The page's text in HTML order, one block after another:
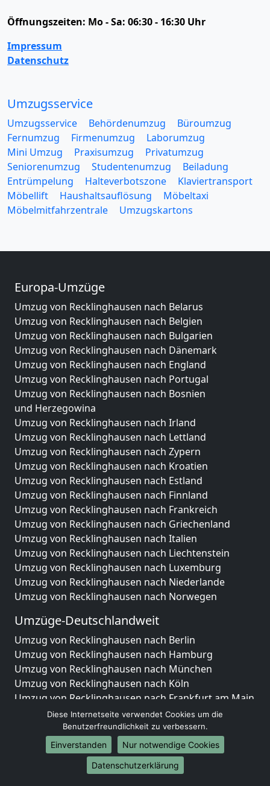
Öffnungszeiten: Mo - Sa: 06:30 - 16:30 Uhr
Impressum
Datenschutz
Umzugsservice
Umzugsservice Behördenumzug
Büroumzug
Fernumzug
Firmenumzug
Laborumzug
Mini Umzug
Praxisumzug
Privatumzug
Seniorenumzug
Studentenumzug
Beiladung
Entrümpelung
Halteverbotszone
Klaviertransport
Möbellift
Haushaltsauflösung
Möbeltaxi
Möbelmitfahrzentrale
Umzugskartons
Europa-Umzüge
Umzug von Recklinghausen nach Belarus
Umzug von Recklinghausen nach Belgien
Umzug von Recklinghausen nach Bulgarien
Umzug von Recklinghausen nach Dänemark
Umzug von Recklinghausen nach England
Umzug von Recklinghausen nach Portugal
Umzug von Recklinghausen nach Bosnien
und Herzegowina
Umzug von Recklinghausen nach Irland
Umzug von Recklinghausen nach Lettland
Umzug von Recklinghausen nach Zypern
Umzug von Recklinghausen nach Kroatien
Umzug von Recklinghausen nach Estland
Umzug von Recklinghausen nach Finnland
Umzug von Recklinghausen nach Frankreich
Umzug von Recklinghausen nach Griechenland
Umzug von Recklinghausen nach Italien
Umzug von Recklinghausen nach Liechtenstein
Umzug von Recklinghausen nach Luxemburg
Umzug von Recklinghausen nach Niederlande
Umzug von Recklinghausen nach Norwegen
Umzüge-Deutschlandweit
Umzug von Recklinghausen nach Berlin
Umzug von Recklinghausen nach Hamburg
Umzug von Recklinghausen nach München
Umzug von Recklinghausen nach Köln
Umzug von Recklinghausen nach Frankfurt am Main
Umzug von Recklinghausen nach Stuttgart
Umzug von Recklinghausen nach Düsseldorf
Umzug von Recklinghausen nach Leipzig
Umzug von Recklinghausen nach Dortmund
Umzug von Recklinghausen nach Essen
Diese Internetseite verwendet Cookies um die
Benutzerfreundlichkeit zu verbessern.
Einverstanden
Nur notwendige Cookies
Datenschutzerklärung